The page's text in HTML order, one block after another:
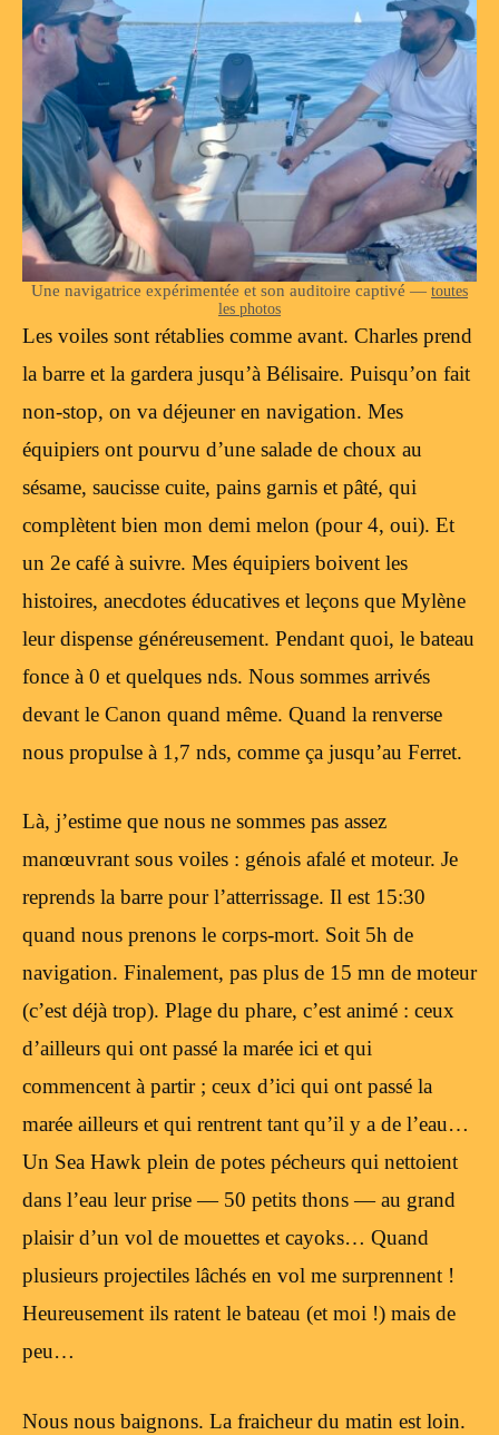
Une navigatrice expérimentée et son auditoire captivé — toutes
les photos
Les voiles sont rétablies comme avant. Charles prend
la barre et la gardera jusqu’à Bélisaire. Puisqu’on fait
non-stop, on va déjeuner en navigation. Mes
équipiers ont pourvu d’une salade de choux au
sésame, saucisse cuite, pains garnis et pâté, qui
complètent bien mon demi melon (pour 4, oui). Et
un 2e café à suivre. Mes équipiers boivent les
histoires, anecdotes éducatives et leçons que Mylène
leur dispense généreusement. Pendant quoi, le bateau
fonce à 0 et quelques nds. Nous sommes arrivés
devant le Canon quand même. Quand la renverse
nous propulse à 1,7 nds, comme ça jusqu’au Ferret.
Là, j’estime que nous ne sommes pas assez
manœuvrant sous voiles : génois afalé et moteur. Je
reprends la barre pour l’atterrissage. Il est 15:30
quand nous prenons le corps-mort. Soit 5h de
navigation. Finalement, pas plus de 15 mn de moteur
(c’est déjà trop). Plage du phare, c’est animé : ceux
d’ailleurs qui ont passé la marée ici et qui
commencent à partir ; ceux d’ici qui ont passé la
marée ailleurs et qui rentrent tant qu’il y a de l’eau…
Un Sea Hawk plein de potes pécheurs qui nettoient
dans l’eau leur prise — 50 petits thons — au grand
plaisir d’un vol de mouettes et cayoks… Quand
plusieurs projectiles lâchés en vol me surprennent !
Heureusement ils ratent le bateau (et moi !) mais de
peu…
Nous nous baignons. La fraicheur du matin est loin.